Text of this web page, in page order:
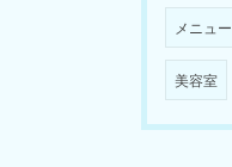
メニュー
美容室